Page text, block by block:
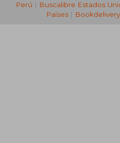
Perú | Buscalibre Estados
Países |